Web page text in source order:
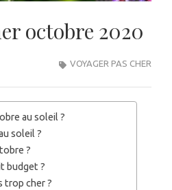
octobre 2020
VOYAGER PAS CHER
au soleil ?
soleil ?
?
budget ?
trop cher ?